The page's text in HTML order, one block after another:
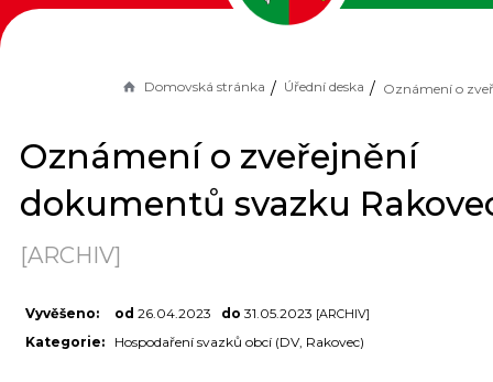
Domovská stránka Úřední deska
Oznámení o zveřejnění
dokumentů svazku
[ARCHIV]
Vyvěšeno: od 26.04.2023 do 31.05.2023 [ARCHIV]
Kategorie: Hospodaření svazků obcí (DV, Rakovec)